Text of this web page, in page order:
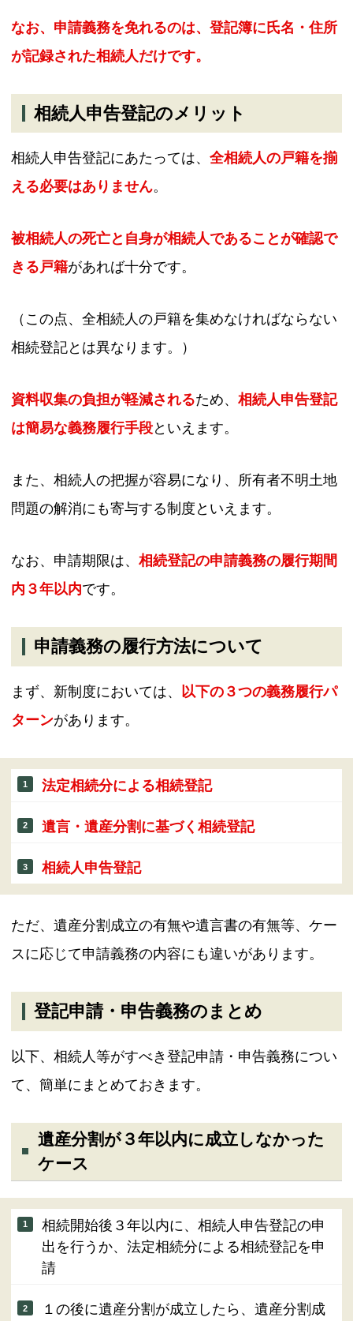
なお、申請義務を免れるのは、登記簿に氏名・住所
が記録された相続人だけです。
相続人申告登記のメリット
相続人申告登記にあたっては、 全相続人の戸籍を揃
える必要はありません。
被相続人の死亡と自身が相続人であることが確認で
きる戸籍があれば十分です。
（この点、全相続人の戸籍を集めなければならない
相続登記とは異なります。）
資料収集の負担が軽減されるため、 相続人申告登記
は簡易な義務履行手段といえます。
また、相続人の把握が容易になり、所有者不明土地
問題の解消にも寄与する制度といえます。
なお、申請期限は、 相続登記の申請義務の履行期間
内３年以内です。
申請義務の履行方法について
まず、新制度においては、
以下の３つの義務履行パ
ターンがあります。
法定相続分による相続登記
遺言・遺産分割に基づく相続登記
相続人申告登記
ただ、遺産分割成立の有無や遺言書の有無等、ケー
スに応じて申請義務の内容にも違いがあります。
登記申請・申告義務のまとめ
以下、相続人等がすべき登記申請・申告義務につい
て、簡単にまとめておきます。
遺産分割が３年以内に成立しなかった
ケース
相続開始後３年以内に、相続人申告登記の申
出を行うか、法定相続分による相続登記を申
請
１の後に遺産分割が成立したら、遺産分割成